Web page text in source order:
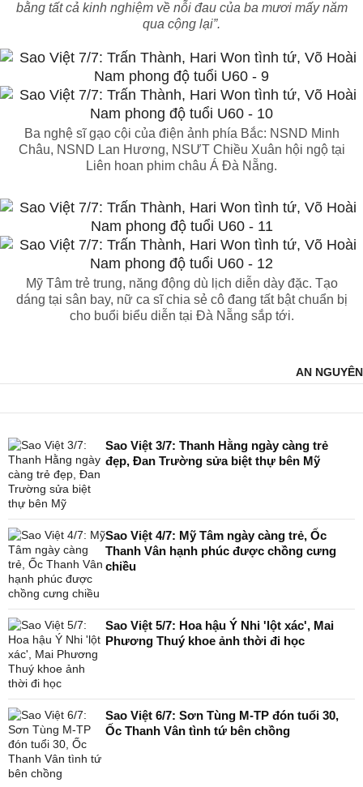
bằng tất cả kinh nghiệm về nỗi đau của ba mươi mấy năm
qua cộng lại”.
Ba nghệ sĩ gạo cội của điện ảnh phía Bắc: NSND Minh
Châu, NSND Lan Hương, NSƯT Chiều Xuân hội ngộ tại
Liên hoan phim châu Á Đà Nẵng.
Mỹ Tâm trẻ trung, năng động dù lịch diễn dày đặc. Tạo
dáng tại sân bay, nữ ca sĩ chia sẻ cô đang tất bật chuẩn bị
cho buổi biểu diễn tại Đà Nẵng sắp tới.
AN NGUYÊN
Sao Việt 3/7: Thanh Hằng ngày càng trẻ
đẹp, Đan Trường sửa biệt thự bên Mỹ
Sao Việt 4/7: Mỹ Tâm ngày càng trẻ, Ốc
Thanh Vân hạnh phúc được chồng cưng
chiều
Sao Việt 5/7: Hoa hậu Ý Nhi 'lột xác', Mai
Phương Thuý khoe ảnh thời đi học
Sao Việt 6/7: Sơn Tùng M-TP đón tuổi 30,
Ốc Thanh Vân tình tứ bên chồng